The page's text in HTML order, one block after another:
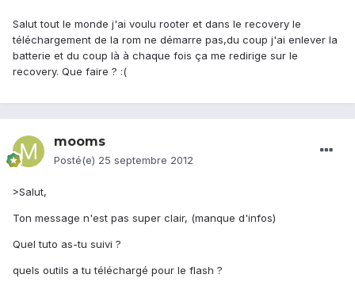
Salut tout le monde j'ai voulu rooter et dans le recovery le
téléchargement de la rom ne démarre pas,du coup j'ai enlever la
batterie et du coup là à chaque fois ça me redirige sur le
recovery. Que faire ? :(
mooms
Posté(e) 25 septembre 2012
>Salut,
Ton message n'est pas super clair, (manque d'infos)
Quel tuto as-tu suivi ?
quels outils a tu téléchargé pour le flash ?